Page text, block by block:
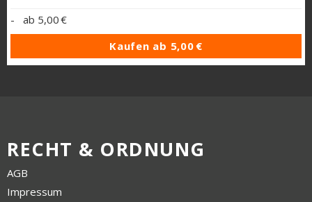
- ab 5,00 €
Kaufen ab 5,00 €
RECHT & ORDNUNG
AGB
Impressum